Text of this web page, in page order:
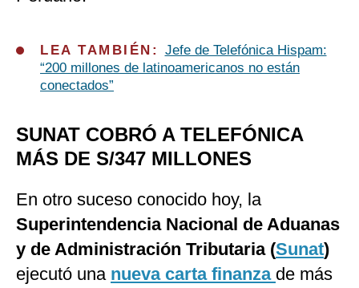
LEA TAMBIÉN: Jefe de Telefónica Hispam:
“200 millones de latinoamericanos no están
conectados”
SUNAT COBRÓ A TELEFÓNICA
MÁS DE S/347 MILLONES
En otro suceso conocido hoy, la
Superintendencia Nacional de Aduanas
y de Administración Tributaria (Sunat)
ejecutó una nueva carta finanza de más